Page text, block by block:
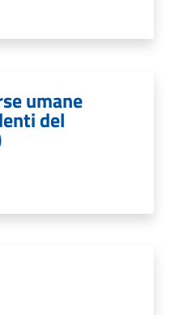
umane
del